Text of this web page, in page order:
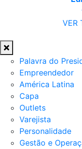
VER
Palavra do
Empreendedor
América Latina
Capa
Outlets
Varejista
Personalidade
Gestão e